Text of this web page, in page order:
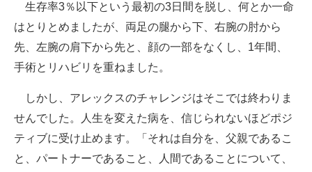
生存率3％以下という最初の3日間を脱し、何とか一命
はとりとめましたが、両足の腿から下、右腕の肘から
先、左腕の肩下から先と、顔の一部をなくし、1年間、
手術とリハビリを重ねました。
しかし、アレックスのチャレンジはそこでは終わりま
せんでした。人生を変えた病を、信じられないほどポジ
ティブに受け止めます。「それは自分を、父親であるこ
と、パートナーであること、人間であることについて、